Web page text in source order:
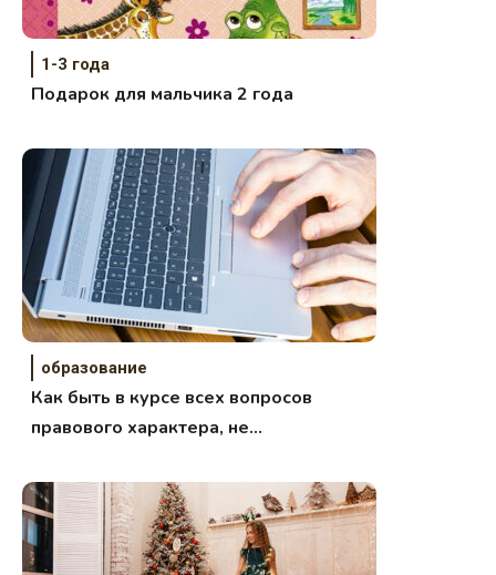
1-3 года
Подарок для мальчика 2 года
образование
Как быть в курсе всех вопросов
правового характера, не